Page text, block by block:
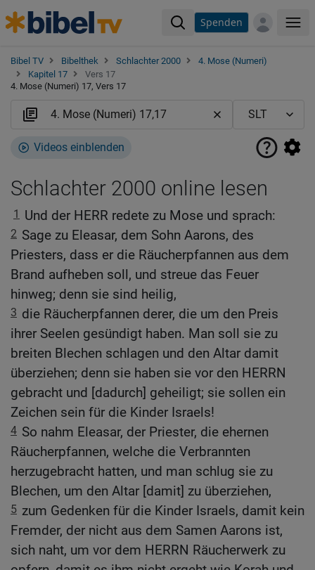
Spenden
Bibel TV Bibelthek Schlachter 2000
4. Mose (Numeri)
Kapitel 17
Vers 17
4. Mose (Numeri) 17, Vers 17
Videos einblenden
Schlachter 2000 online lesen
1 Und der HERR redete zu Mose und sprach:
2 Sage zu Eleasar, dem Sohn Aarons, des
Priesters, dass er die Räucherpfannen aus dem
Brand aufheben soll, und streue das Feuer
hinweg; denn sie sind heilig,
3 die Räucherpfannen derer, die um den Preis
ihrer Seelen gesündigt haben. Man soll sie zu
breiten Blechen schlagen und den Altar damit
überziehen; denn sie haben sie vor den HERRN
gebracht und [dadurch] geheiligt; sie sollen ein
Zeichen sein für die Kinder Israels!
4 So nahm Eleasar, der Priester, die ehernen
Räucherpfannen, welche die Verbrannten
herzugebracht hatten, und man schlug sie zu
Blechen, um den Altar [damit] zu überziehen,
5 zum Gedenken für die Kinder Israels, damit kein
Fremder, der nicht aus dem Samen Aarons ist,
sich naht, um vor dem HERRN Räucherwerk zu